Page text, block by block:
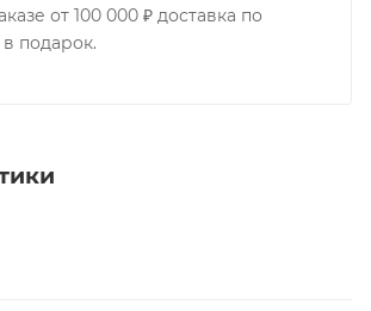
от 100 000 ₽ доставка по
подарок.